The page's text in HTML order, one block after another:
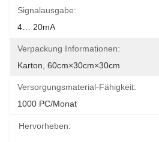
Signalausgabe:
4… 20mA
Verpackung Informationen:
Karton, 60cm×30cm×30cm
Versorgungsmaterial-Fähigkeit:
1000 PC/Monat
Hervorheben: